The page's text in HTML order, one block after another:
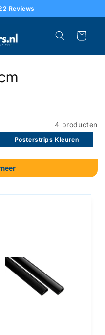
Reviews
PRIJZEN
Winkelwagen
4 producten
Posterstrips Kleuren